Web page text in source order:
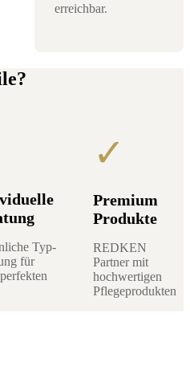
erreichbar.
Typ-
für
✓
Premium
Produkte
REDKEN
Partner mit
hochwertigen
Pflegeprodukten